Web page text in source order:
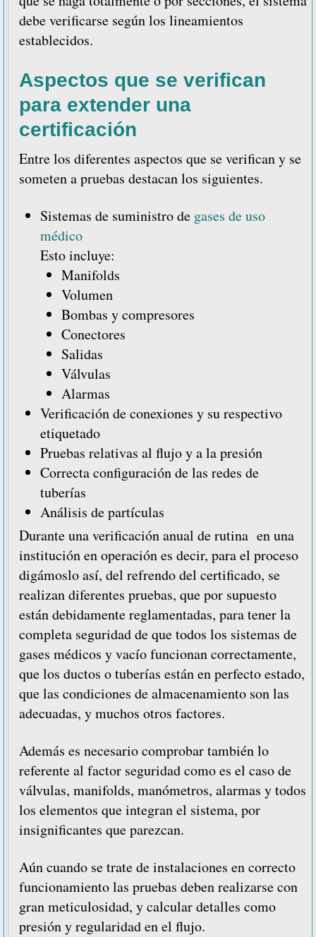
debe verificarse según los lineamientos
establecidos.
Aspectos que se verifican
para extender una
certificación
Entre los diferentes aspectos que se verifican y se
someten a pruebas destacan los siguientes.
Sistemas de suministro de gases de uso
médico
Esto incluye:
Manifolds
Volumen
Bombas y compresores
Conectores
Salidas
Válvulas
Alarmas
Verificación de conexiones y su respectivo
etiquetado
Pruebas relativas al flujo y a la presión
Correcta configuración de las redes de
tuberías
Análisis de partículas
Durante una verificación anual de rutina en una
institución en operación es decir, para el proceso
digámoslo así, del refrendo del certificado, se
realizan diferentes pruebas, que por supuesto
están debidamente reglamentadas, para tener la
completa seguridad de que todos los sistemas de
gases médicos y vacío funcionan correctamente,
que los ductos o tuberías están en perfecto estado,
que las condiciones de almacenamiento son las
adecuadas, y muchos otros factores.
Además es necesario comprobar también lo
referente al factor seguridad como es el caso de
válvulas, manifolds, manómetros, alarmas y todos
los elementos que integran el sistema, por
insignificantes que parezcan.
Aún cuando se trate de instalaciones en correcto
funcionamiento las pruebas deben realizarse con
gran meticulosidad, y calcular detalles como
presión y regularidad en el flujo.